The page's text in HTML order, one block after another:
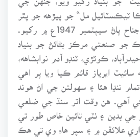
ٽيڪسٽائيل مل“ جو پيڙهه جو پٿر
قائداعظم محمد علي جناح پاڻ سيپٽمبر 1947ع ۾ رکيو.
جو صنعتي مرڪز بڻائڻ جو بنياد
ڪوٽڙي، ٽنڊو آدم نوابشاهه،
ايرياز قائم ڪيا ويا پر اهي
ننڍا هئا ۽ سهولتن جي اڻ هوند
آهي. هن وقت اتر سنڌ جي ضلعي
جي بدين ۽ ٺٽي تائين خاص طور تي
علائقن ۾ ۽ سپر هاءِ وي تي هڪ